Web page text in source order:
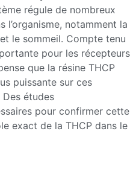
régule de nombreux
l’organisme, notamment la
le sommeil. Compte tenu
pour les récepteurs
que la résine THCP
puissante sur ces
études
pour confirmer cette
exact de la THCP dans le